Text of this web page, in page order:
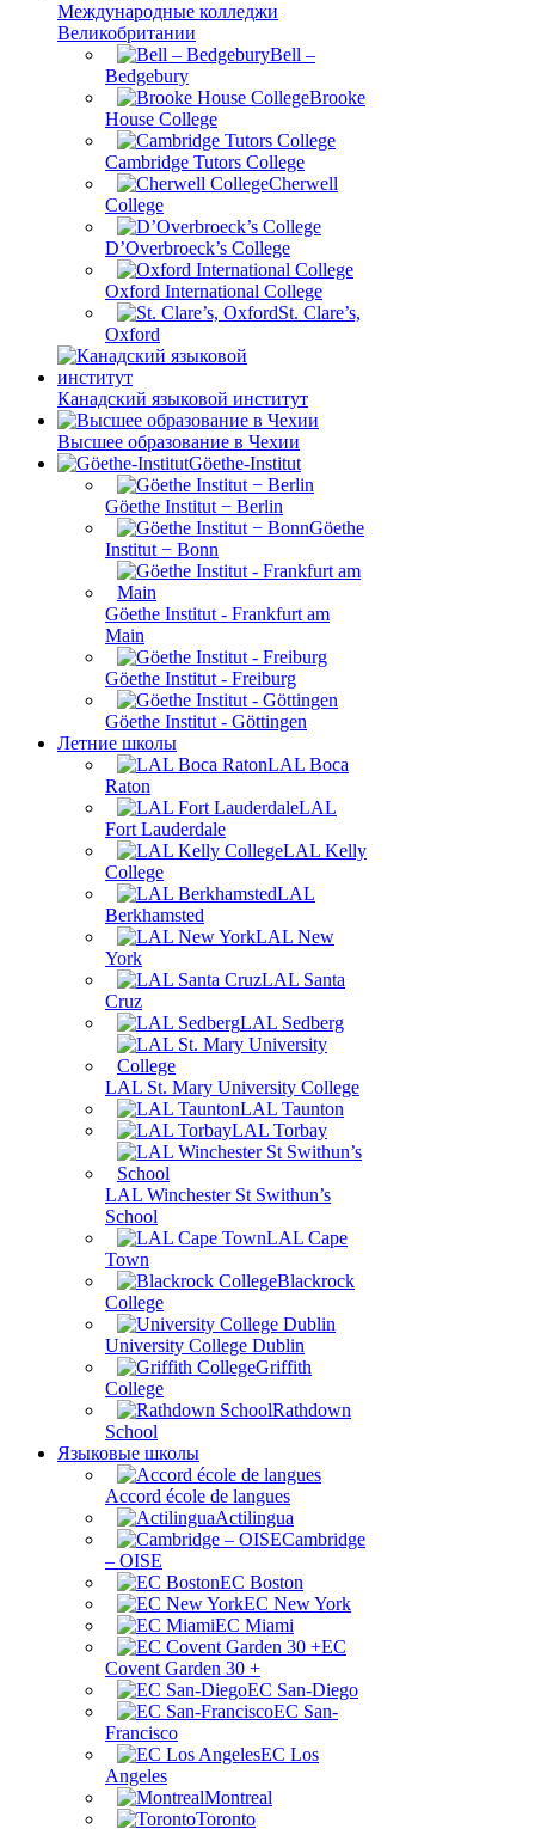
Международные колледжи
Великобритании
Bell –
Bedgebury
Brooke
House College
Cambridge Tutors College
Cherwell
College
D’Overbroeck’s College
Oxford International College
St. Clare’s,
Oxford
Канадский языковой институт
Высшее образование в Чехии
Göethe-Institut
Göethe Institut − Berlin
Göethe
Institut − Bonn
Göethe Institut - Frankfurt am
Main
Göethe Institut - Freiburg
Göethe Institut - Göttingen
Летние школы
LAL Boca
Raton
LAL
Fort Lauderdale
LAL Kelly
College
LAL
Berkhamsted
LAL New
York
LAL Santa
Cruz
LAL Sedberg
LAL St. Mary University College
LAL Taunton
LAL Torbay
LAL Winchester St Swithun’s
School
LAL Cape
Town
Blackrock
College
University College Dublin
Griffith
College
Rathdown
School
Языковые школы
Accord école de langues
Actilingua
Cambridge
– OISE
EC Boston
EC New York
EC Miami
ЕС
Covent Garden 30 +
EC San-Diego
EC San-
Francisco
EC Los
Angeles
Montreal
Toronto